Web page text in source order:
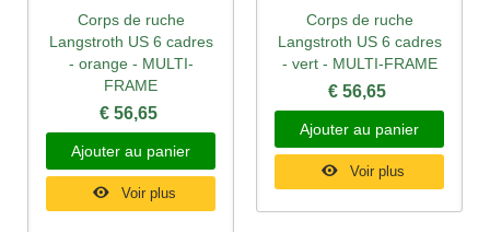
Corps de ruche
Langstroth US 6 cadres
- orange - MULTI-
FRAME
€ 56,65
Ajouter au panier
Voir plus
Corps de ruche
Langstroth US 6 cadres
- vert - MULTI-FRAME
€ 56,65
Ajouter au panier
Voir plus